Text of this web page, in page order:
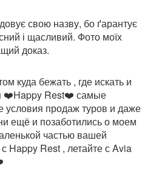
свою назву, бо ґарантує
і щасливий. Фото моїх
доказ.
куда бежать , где искать и
❤️Happy Rest❤️ самые
продаж туров и даже
ещё и позаботились о моем
частью вашей
Happy Rest , летайте с Avia